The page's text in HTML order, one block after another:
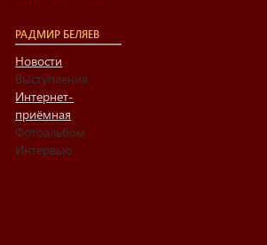
РАДМИР БЕЛЯЕВ
Новости
Выступления
Интернет-
приёмная
Фотоальбом
Интервью